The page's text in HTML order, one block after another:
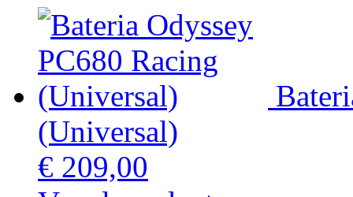
(Universal)
€ 209,00